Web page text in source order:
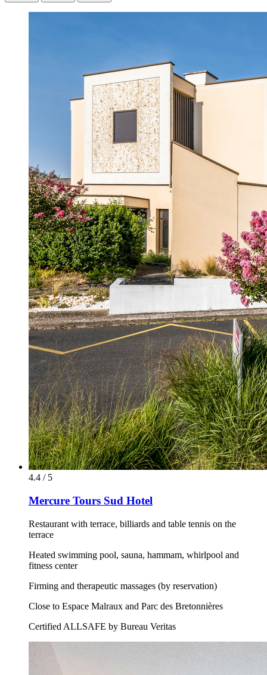
4.4 / 5
Mercure Tours Sud Hotel
Restaurant with terrace, billiards and table tennis on the
terrace
Heated swimming pool, sauna, hammam, whirlpool and
fitness center
Firming and therapeutic massages (by reservation)
Close to Espace Malraux and Parc des Bretonnières
Certified ALLSAFE by Bureau Veritas